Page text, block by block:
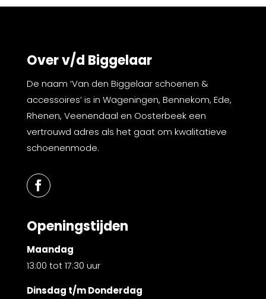
Over v/d Biggelaar
De naam ‘Van den Biggelaar schoenen &
accessoires’ is in Wageningen, Bennekom, Ede,
Rhenen, Veenendaal en Oosterbeek een
vertrouwd adres als het gaat om kwalitatieve
schoenenmode.
Openingstijden
Maandag
13:00 tot 17:30 uur
Dinsdag t/m Donderdag